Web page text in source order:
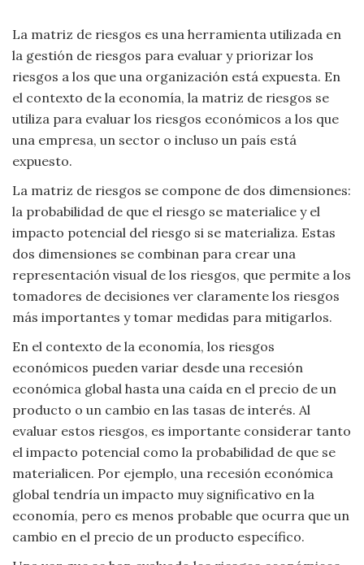
Salud
Sociología
Tecnología
Viajar
La matriz de riesgos es una herramienta utilizada en
la gestión de riesgos para evaluar y priorizar los
riesgos a los que una organización está expuesta. En
el contexto de la economía, la matriz de riesgos se
utiliza para evaluar los riesgos económicos a los que
una empresa, un sector o incluso un país está
expuesto.
La matriz de riesgos se compone de dos dimensiones:
la probabilidad de que el riesgo se materialice y el
impacto potencial del riesgo si se materializa. Estas
dos dimensiones se combinan para crear una
representación visual de los riesgos, que permite a los
tomadores de decisiones ver claramente los riesgos
más importantes y tomar medidas para mitigarlos.
En el contexto de la economía, los riesgos
económicos pueden variar desde una recesión
económica global hasta una caída en el precio de un
producto o un cambio en las tasas de interés. Al
evaluar estos riesgos, es importante considerar tanto
el impacto potencial como la probabilidad de que se
materialicen. Por ejemplo, una recesión económica
global tendría un impacto muy significativo en la
economía, pero es menos probable que ocurra que un
cambio en el precio de un producto específico.